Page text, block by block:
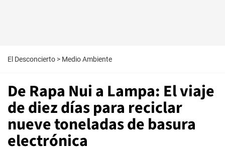
El Desconcierto > Medio Ambiente
De Rapa Nui a Lampa: El viaje
de diez días para reciclar
nueve toneladas de basura
electrónica